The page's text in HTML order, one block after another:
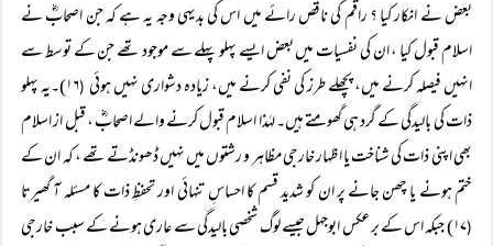
بعض نے انکار کیا ؟ راقم کی ناقص رائے میں اس کی بدیہی وجہ یہ ہے کہ جن اصحابؓ نے
اسلام قبول کیا ، ان کی نفسیات میں بعض ایسے پہلو پہلے سے موجود تھے جن کے توسط سے
انہیں فیصلہ کرنے میں، پچھلے طرز کی نفی کرنے میں، زیادہ دشواری نہیں ہوئی(
۱۶)۔یہ پہلو
ذات کی بالیدگی کے گرد ہی گھومتے ہیں۔ لہٰذا اسلام قبول کرنے والے اصحابؓ ، قبل از اسلام
بھی اپنی ذات کی شناخت یا اظہار خارجی مظاہر و رشتوں میں نہیں ڈھونڈتے تھے ، کہ ان کے
ختم ہونے یا چھن جانے پر ان کو شدید قسم کا احساسِ تنہائی اور تحفظِ ذات کا مسئلہ آ گھیرتا
(
۱۷) جبکہ اس کے برعکس ابوجہل جیسے لوگ شخصی بالیدگی سے عاری ہونے کے سبب خارجی